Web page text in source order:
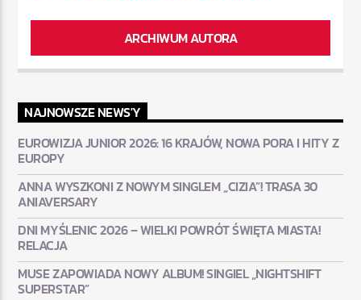
ARCHIWUM AUTORA
NAJNOWSZE NEWS'Y
EUROWIZJA JUNIOR 2026: 16 KRAJÓW, NOWA PORA I HITY Z
EUROPY
ANNA WYSZKONI Z NOWYM SINGLEM „CIZIA”! TRASA 30
ANIAVERSARY
DNI MYŚLENIC 2026 – WIELKI POWRÓT ŚWIĘTA MIASTA!
RELACJA
MUSE ZAPOWIADA NOWY ALBUM! SINGIEL „NIGHTSHIFT
SUPERSTAR”